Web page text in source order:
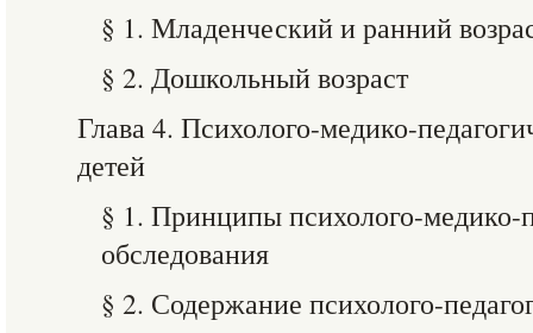
§ 1. Младенческий и ранний
§ 2. Дошкольный возраст
Глава 4. Психолого-медико-
детей
§ 1. Принципы психолого-медико-
обследования
§ 2. Содержание психолого-